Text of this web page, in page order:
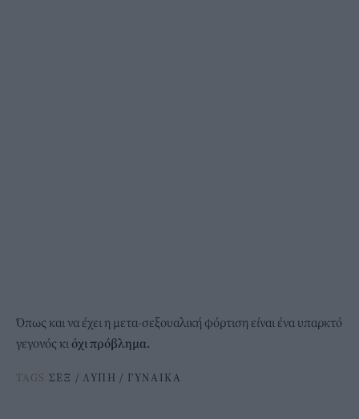
Όπως και να έχει η μετα-σεξουαλική φόρτιση είναι ένα υπαρκτό
γεγονός κι όχι πρόβλημα.
TAGS ΣΕΞ / ΛΥΠΗ / ΓΥΝΑΙΚΑ